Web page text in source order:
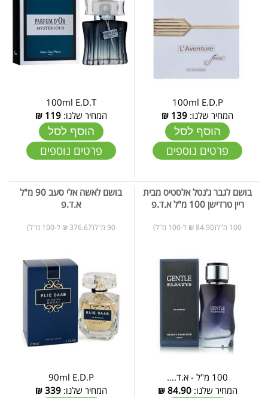
100ml E.D.P
המחיר שלנו: 139
₪
הוסף לסל
פרטים נוספים
100ml E.D.T
המחיר שלנו:119
₪
הוסף לסל
פרטים נוספים
בושם לגבר ג'נטל אלסטיס מבית
ריין טרדישן 100 מ"ל א.ד.פ
100 מ"ל(84.90 ₪ ל-100 מ"ל)
100 מ"ל - א.ד....
המחיר שלנו:84.90
₪
בושם לאשה אלי סעב 90 מ"ל
א.ד.פ
90 מ"ל(376.67 ₪ ל-100 מ"ל)
90ml E.D.P
המחיר שלנו:339
₪